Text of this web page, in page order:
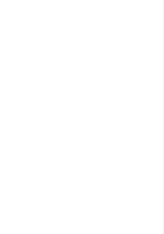
۳-۸: ممکن است بنا به
کاربران درخواست اطلاعات
موجود گردد. در این صورت
اطلاعات و یا اصلاح
شده از سوی بارجیل خواهد
حساب کاربری وی را مسدود
۳-۹: حساب کاربری متعلق
شخص کاربر و غیرقابل
حفظ و حراست از حساب